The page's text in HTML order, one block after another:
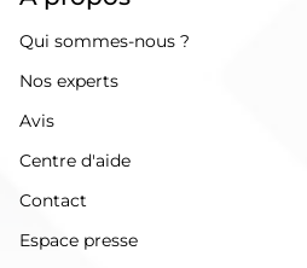
Qui sommes-nous ?
Nos experts
Avis
Centre d'aide
Contact
Espace presse